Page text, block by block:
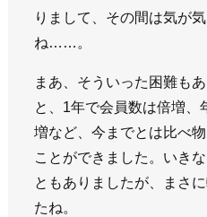
りまして、その間は気が
ね……。
まあ、そういった困難も
と、1年で会員数は倍増、
増など、今までとは比べ
ことができました。いき
ともありましたが、まさ
たね。